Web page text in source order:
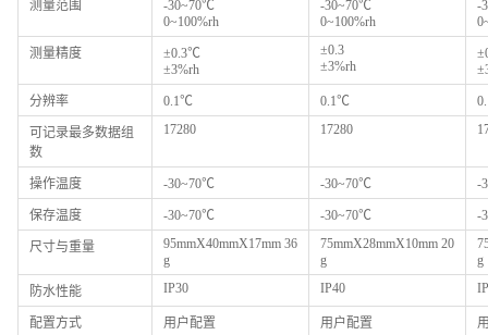
测量范围
-30~70℃
0~100%rh
-30~70℃
0~100%rh
-
测量精度
±0.3℃
±3%rh
±0.3
±3%rh
分辨率 0.1℃ 0.1℃
可记录最多数据组
数
17280 17280
操作温度 -30~70℃ -30~70℃ -
保存温度 -30~70℃ -30~70℃ -
尺寸与重量
95mmX40mmX17mm 36
g
75mmX28mmX10mm 20
g
g
防水性能 IP30 IP40
配置方式 用户配置 用户配置